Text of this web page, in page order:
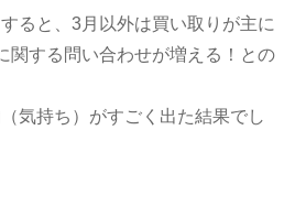
ると、3月以外は買い取りが主に
関する問い合わせが増える！との
気持ち）がすごく出た結果でし